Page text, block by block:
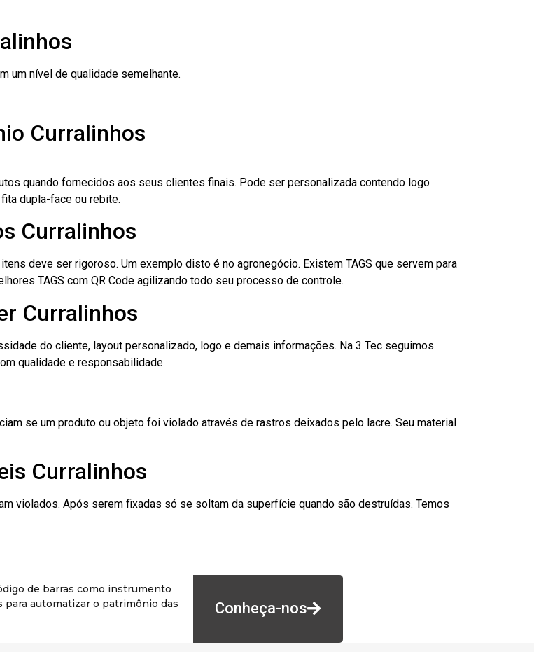
um nível de qualidade semelhante.
Curralinhos
quando fornecidos aos seus clientes finais. Pode ser personalizada contendo logo
dupla-face ou rebite.
Curralinhos
deve ser rigoroso. Um exemplo disto é no agronegócio. Existem TAGS que servem para
TAGS com QR Code agilizando todo seu processo de controle.
Curralinhos
do cliente, layout personalizado, logo e demais informações. Na 3 Tec seguimos
qualidade e responsabilidade.
se um produto ou objeto foi violado através de rastros deixados pelo lacre. Seu material
Curralinhos
violados. Após serem fixadas só se soltam da superfície quando são destruídas. Temos
de barras como instrumento
para automatizar o patrimônio das
Conheça-nos